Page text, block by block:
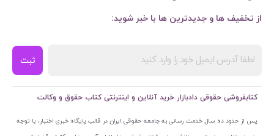
از تخفیف ها و جدیدترین ها با خبر شوید:
ثبت
کتابفروشی حقوقی دادبازار خرید آنلاین و اینترنتی کتاب حقوق و وکالت
پس از حدود ده سال خدمت رسانی به جامعه حقوقی ایران در قالب پایگاه خبری اختبار، با توجه